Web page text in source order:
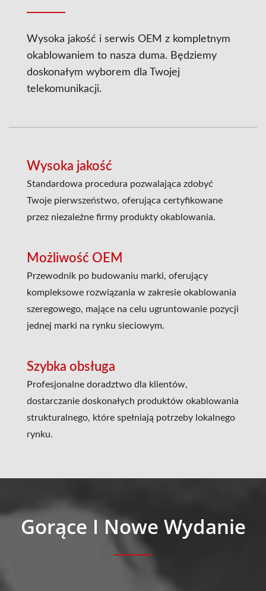
Wysoka jakość i serwis OEM z kompletnym
okablowaniem to nasza duma. Będziemy
doskonałym wyborem dla Twojej
telekomunikacji.
Wysoka jakość
Standardowa procedura pozwalająca zdobyć
Twoje pierwszeństwo, oferująca certyfikowane
przez niezależne firmy produkty okablowania.
Możliwość OEM
Przewodnik po budowaniu marki, oferujący
kompleksowe rozwiązania w zakresie okablowania
szeregowego, mające na celu ugruntowanie pozycji
jednej marki na rynku sieciowym.
Szybka obsługa
Profesjonalne doradztwo dla klientów,
dostarczanie doskonałych produktów okablowania
strukturalnego, które spełniają potrzeby lokalnego
rynku.
Gorące I Nowe Wydanie